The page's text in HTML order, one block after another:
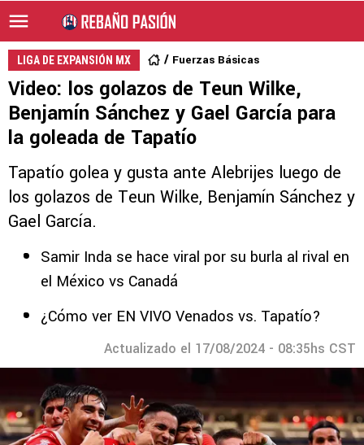
LIGA DE EXPANSIÓN MX Fuerzas Básicas
Video: los golazos de Teun Wilke,
Benjamín Sánchez y Gael García para
la goleada de Tapatío
Tapatío golea y gusta ante Alebrijes luego de
los golazos de Teun Wilke, Benjamín Sánchez y
Gael García.
Samir Inda se hace viral por su burla al rival en
el México vs Canadá
¿Cómo ver EN VIVO Venados vs. Tapatío?
Actualizado el 17/08/2024 - 08:35hs CST